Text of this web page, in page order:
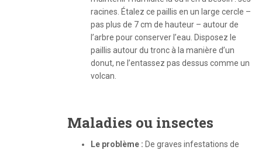
racines. Étalez ce paillis en un large cercle –
pas plus de 7 cm de hauteur – autour de
l’arbre pour conserver l’eau. Disposez le
paillis autour du tronc à la manière d’un
donut, ne l’entassez pas dessus comme un
volcan.
Maladies ou insectes
Le problème : De graves infestations de